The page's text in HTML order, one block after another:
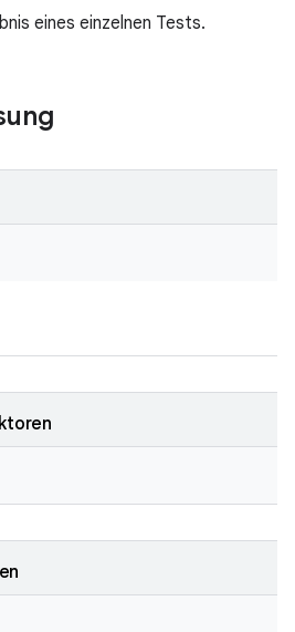
eines einzelnen Tests.